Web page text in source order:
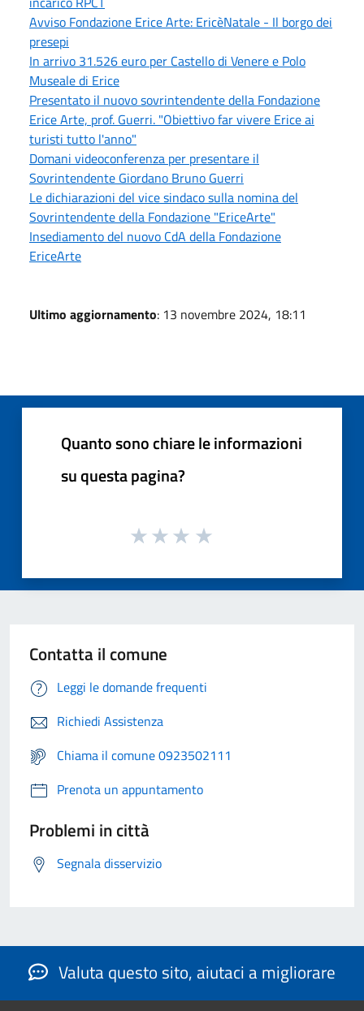
Avviso Fondazione Erice Arte: EricèNatale - Il borgo dei
presepi
In arrivo 31.526 euro per Castello di Venere e Polo
Museale di Erice
Presentato il nuovo sovrintendente della Fondazione
Erice Arte, prof. Guerri. "Obiettivo far vivere Erice ai
turisti tutto l'anno"
Domani videoconferenza per presentare il
Sovrintendente Giordano Bruno Guerri
Le dichiarazioni del vice sindaco sulla nomina del
Sovrintendente della Fondazione "EriceArte"
Insediamento del nuovo CdA della Fondazione
EriceArte
Ultimo aggiornamento: 13 novembre 2024, 18:11
Quanto sono chiare le informazioni
su questa pagina?
Contatta il comune
Leggi le domande frequenti
Richiedi Assistenza
Chiama il comune 0923502111
Prenota un appuntamento
Problemi in città
Segnala disservizio
Valuta questo sito, aiutaci a migliorare